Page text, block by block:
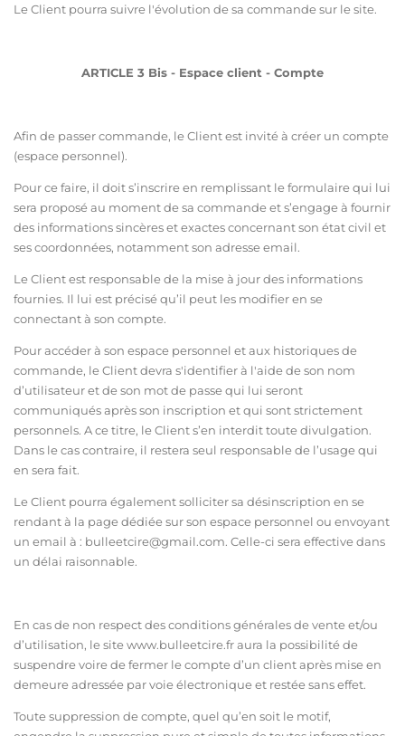
Le Client pourra suivre l'évolution de sa commande sur le site.
ARTICLE 3 Bis - Espace client - Compte
Afin de passer commande, le Client est invité à créer un compte
(espace personnel).
Pour ce faire, il doit s’inscrire en remplissant le formulaire qui lui
sera proposé au moment de sa commande et s’engage à fournir
des informations sincères et exactes concernant son état civil et
ses coordonnées, notamment son adresse email.
Le Client est responsable de la mise à jour des informations
fournies. Il lui est précisé qu’il peut les modifier en se
connectant à son compte.
Pour accéder à son espace personnel et aux historiques de
commande, le Client devra s'identifier à l'aide de son nom
d’utilisateur et de son mot de passe qui lui seront
communiqués après son inscription et qui sont strictement
personnels. A ce titre, le Client s’en interdit toute divulgation.
Dans le cas contraire, il restera seul responsable de l’usage qui
en sera fait.
Le Client pourra également solliciter sa désinscription en se
rendant à la page dédiée sur son espace personnel ou envoyant
un email à : bulleetcire@gmail.com. Celle-ci sera effective dans
un délai raisonnable.
En cas de non respect des conditions générales de vente et/ou
d’utilisation, le site www.bulleetcire.fraura la possibilité de
suspendre voire de fermer le compte d’un client après mise en
demeure adressée par voie électronique et restée sans effet.
Toute suppression de compte, quel qu’en soit le motif,